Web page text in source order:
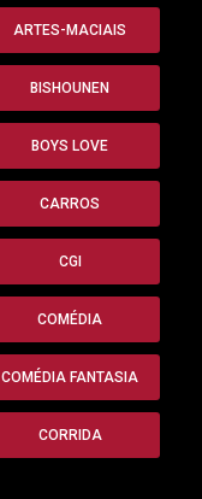
ARTES-MACIAIS
BISHOUNEN
BOYS LOVE
CARROS
CGI
COMÉDIA
COMÉDIA FANTASIA
CORRIDA